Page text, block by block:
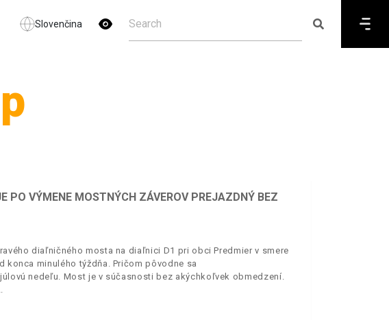
Slovenčina
PO VÝMENE MOSTNÝCH ZÁVEROV PREJAZDNÝ BEZ
diaľničného mosta na diaľnici D1 pri obci Predmier v smere
konca minulého týždňa. Pričom pôvodne sa
nedeľu. Most je v súčasnosti bez akýchkoľvek obmedzení.